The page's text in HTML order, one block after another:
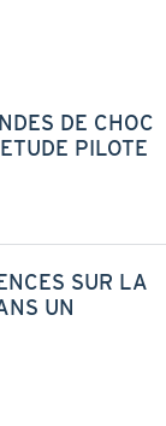
DE CHOC
PILOTE
SUR LA
UN